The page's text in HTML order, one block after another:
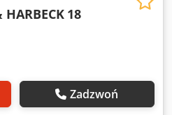
HARBECK 18
Zadzwoń